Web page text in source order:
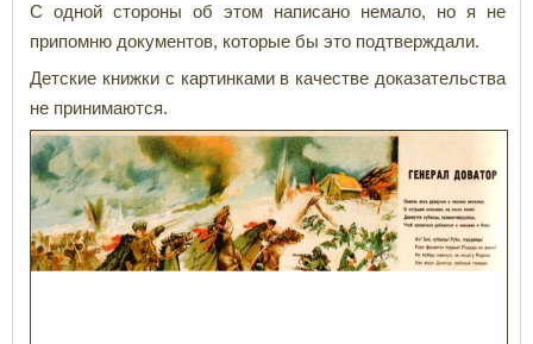
С одной стороны об этом написано немало, но я не
припомню документов, которые бы это подтверждали.
Детские книжки с картинками в качестве доказательства
не принимаются.